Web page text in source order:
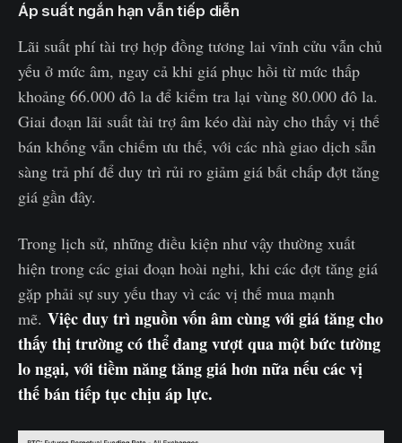
Áp suất ngắn hạn vẫn tiếp diễn
Lãi suất phí tài trợ hợp đồng tương lai vĩnh cửu vẫn chủ
yếu ở mức âm, ngay cả khi giá phục hồi từ mức thấp
khoảng 66.000 đô la để kiểm tra lại vùng 80.000 đô la.
Giai đoạn lãi suất tài trợ âm kéo dài này cho thấy vị thế
bán khống vẫn chiếm ưu thế, với các nhà giao dịch sẵn
sàng trả phí để duy trì rủi ro giảm giá bất chấp đợt tăng
giá gần đây.
Trong lịch sử, những điều kiện như vậy thường xuất
hiện trong các giai đoạn hoài nghi, khi các đợt tăng giá
gặp phải sự suy yếu thay vì các vị thế mua mạnh
mẽ. Việc duy trì nguồn vốn âm cùng với giá tăng cho
thấy thị trường có thể đang vượt qua một bức tường
lo ngại, với tiềm năng tăng giá hơn nữa nếu các vị
thế bán tiếp tục chịu áp lực.